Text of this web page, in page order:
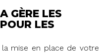
GÈRE LES
LES
la mise en place de votre